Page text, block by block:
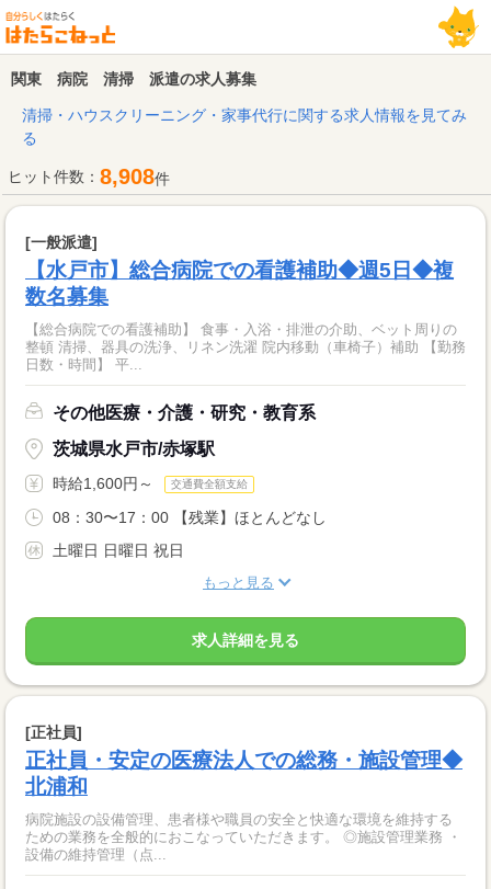
関東 病院 清掃 派遣の求人募集
清掃・ハウスクリーニング・家事代行に関する求人情報を見てみ
る
ヒット件数： 8,908件
[一般派遣]
【水戸市】総合病院での看護補助◆週5日◆複
数名募集
【総合病院での看護補助】 食事・入浴・排泄の介助、ベット周りの
整頓 清掃、器具の洗浄、リネン洗濯 院内移動（車椅子）補助 【勤務
日数・時間】 平...
その他医療・介護・研究・教育系
茨城県水戸市/赤塚駅
時給1,600円～ 交通費全額支給
08：30〜17：00 【残業】ほとんどなし
土曜日 日曜日 祝日
もっと見る
求人詳細を見る
[正社員]
正社員・安定の医療法人での総務・施設管理◆
北浦和
病院施設の設備管理、患者様や職員の安全と快適な環境を維持する
ための業務を全般的におこなっていただきます。 ◎施設管理業務 ・
設備の維持管理（点...